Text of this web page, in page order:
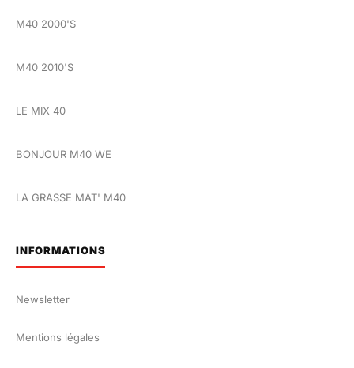
M40 2000'S
M40 2010'S
LE MIX 40
BONJOUR M40 WE
LA GRASSE MAT' M40
INFORMATIONS
Newsletter
Mentions légales